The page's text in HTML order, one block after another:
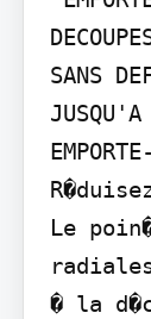
SANS
Le
� la